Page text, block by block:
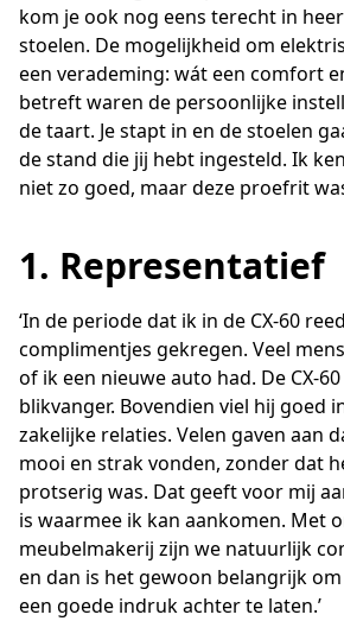
kom je ook nog eens terecht in
stoelen. De mogelijkheid om
een verademing: wát een comfort
betreft waren de persoonlijke
de taart. Je stapt in en de stoelen
de stand die jij hebt ingesteld. Ik
niet zo goed, maar deze proefrit
1. Representatief
‘In de periode dat ik in de CX-60
complimentjes gekregen. Veel
of ik een nieuwe auto had. De CX-
blikvanger. Bovendien viel hij goed
zakelijke relaties. Velen gaven aan
mooi en strak vonden, zonder dat
protserig was. Dat geeft voor mij
is waarmee ik kan aankomen. Met
meubelmakerij zijn we natuurlijk
en dan is het gewoon belangrijk
een goede indruk achter te laten.’